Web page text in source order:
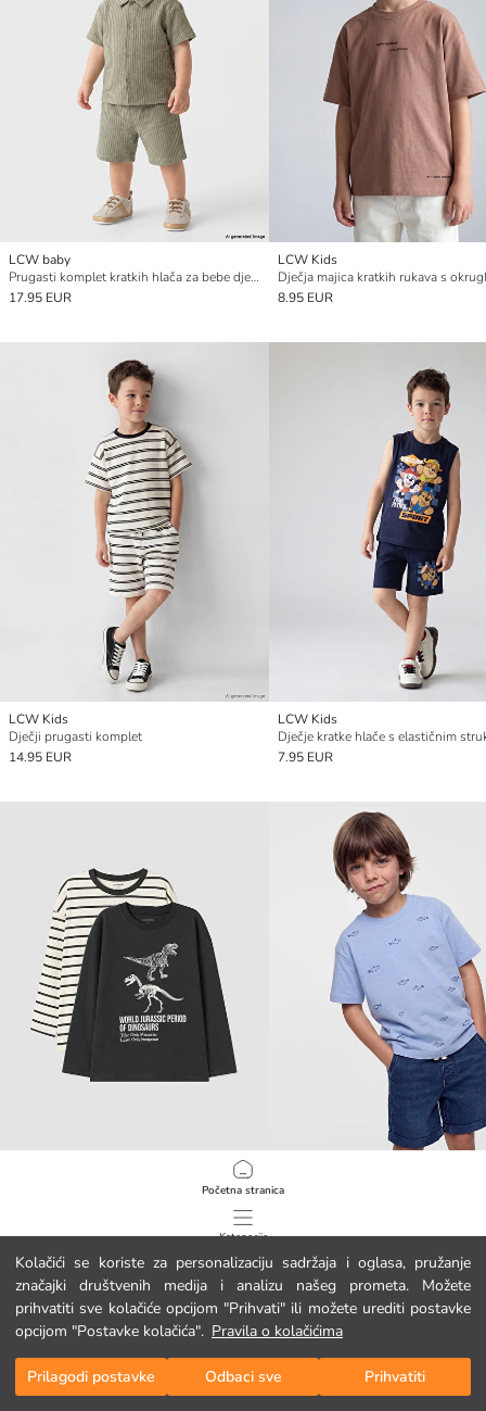
Kolačići se koriste za personalizaciju sadržaja i oglasa, pružanje
značajki društvenih medija i analizu našeg prometa. Možete
prihvatiti sve kolačiće opcijom "Prihvati" ili možete urediti postavke
opcijom "Postavke kolačića". Pravila o kolačićima
Prilagodi postavke Odbaci sve Prihvatiti
Početna stranica
Kategorije
Moja košarica
LCW baby
Prugasti komplet kratkih hlača za bebe dječake
17.95 EUR
LCW Kids
8.95 EUR
LCW Kids
Dječji prugasti komplet
14.95 EUR
LCW Kids
7.95 EUR
Dječja tiskana majica okruglog izreza, 2 komada